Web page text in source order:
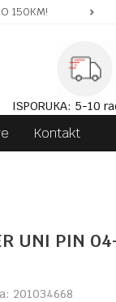
150KM!
ISPORUKA: 5-10
Kontakt
UNI PIN
201034668